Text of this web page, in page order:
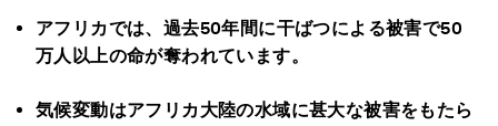
アフリカでは、過去50年間に干ばつによる被害で50
万人以上の命が奪われています。
気候変動はアフリカ大陸の水域に甚大な被害をもたら